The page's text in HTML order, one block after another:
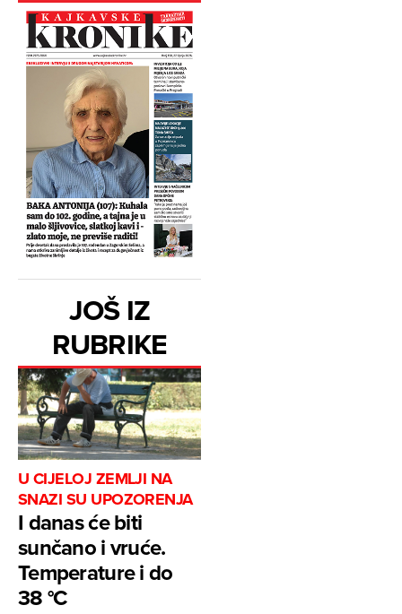
JOŠ IZ
RUBRIKE
U CIJELOJ ZEMLJI NA
SNAZI SU UPOZORENJA
I danas će biti
sunčano i vruće.
Temperature i do
38 °C